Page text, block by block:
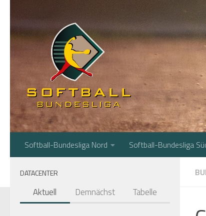
Softball-Bundesliga Nord Softball-Bundesliga
DATACENTER
Aktuell Demnächst Tabelle